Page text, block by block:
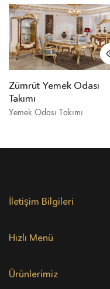
Zümrüt Yemek Odası
Takımı
Yemek Odası Takımı
İletişim Bilgileri
Hızlı Menü
Ürünlerimiz